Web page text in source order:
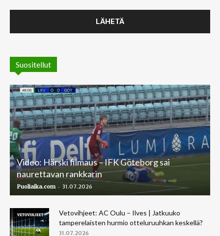
Suositellut
Video: Härski filmaus – IFK Göteborg sai
naurettavan rankkarin
Puoliaika.com - 31.07.2026
Vetovihjeet: AC Oulu – Ilves | Jatkuuko
tamperelaisten hurmio otteluruuhkan keskellä?
31.07.2026